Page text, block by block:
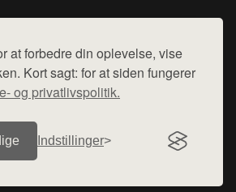
at forbedre din oplevelse, vise
Kort sagt: for at siden fungerer
og privatlivspolitik.
Indstillinger
side - vi henviser til de shops,